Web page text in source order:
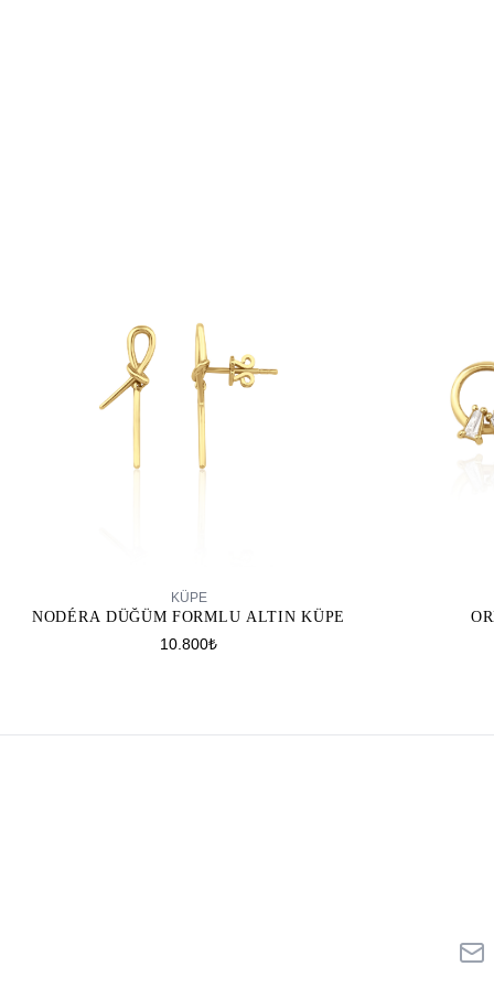
KÜPE
NODÉRA DÜĞÜM FORMLU ALTIN KÜPE
10.800₺